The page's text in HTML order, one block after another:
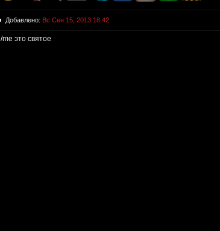
Добавлено: Вс Сен 15, 2013 18:42
/me это святое